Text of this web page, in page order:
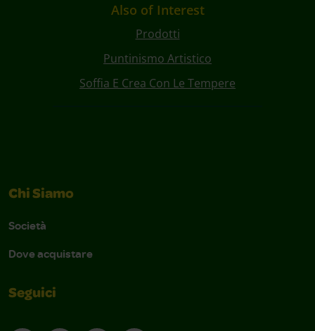
Also of Interest
Prodotti
Puntinismo Artistico
Soffia E Crea Con Le Tempere
Chi Siamo
Società
Dove acquistare
Seguici